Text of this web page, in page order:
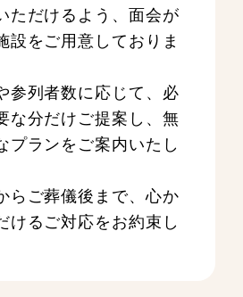
ただけるよう、面会が
設をご用意しておりま
参列者数に応じて、必
な分だけご提案し、無
プランをご案内いたし
らご葬儀後まで、心か
けるご対応をお約束し